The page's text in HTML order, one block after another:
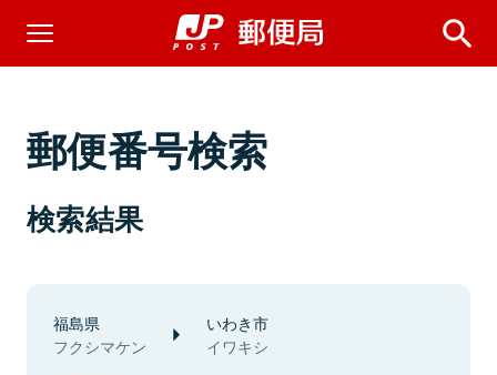
郵便番号検索
検索結果
福島県
フクシマケン
いわき市
イワキシ